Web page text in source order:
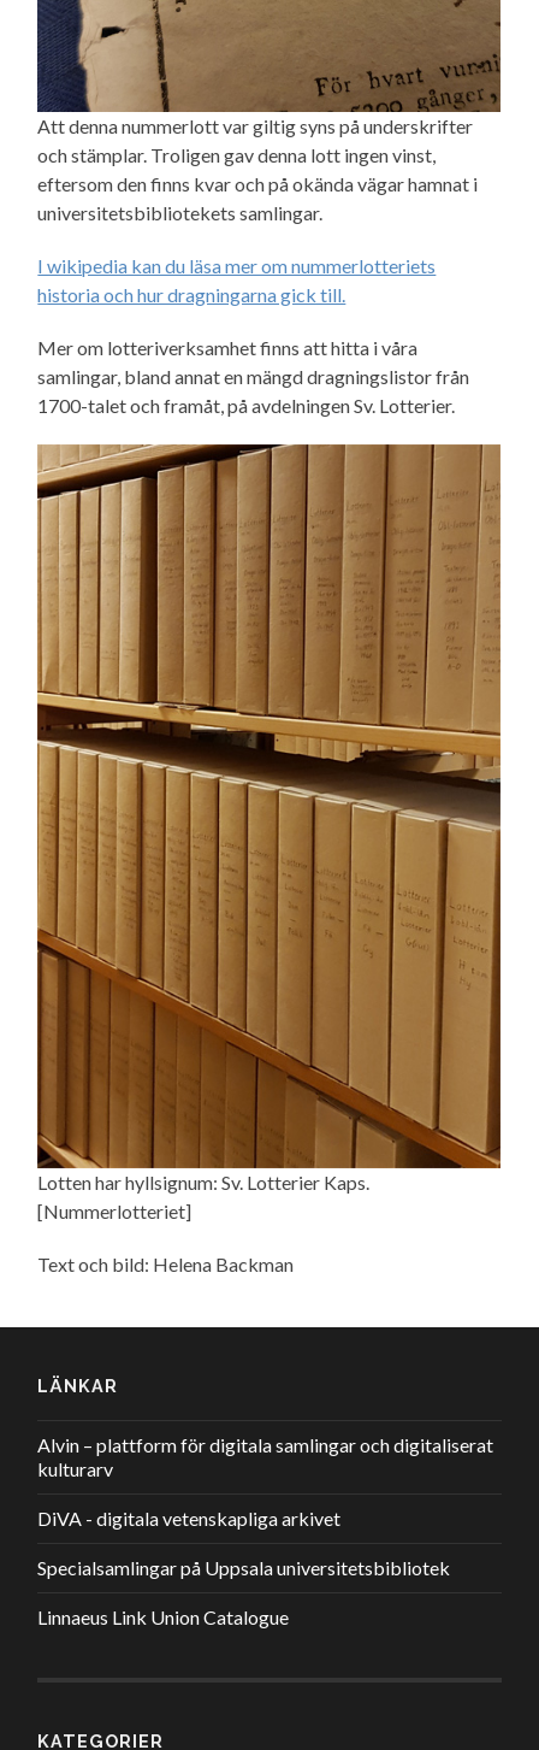
Att denna nummerlott var giltig syns på underskrifter
och stämplar. Troligen gav denna lott ingen vinst,
eftersom den finns kvar och på okända vägar hamnat i
universitetsbibliotekets samlingar.
I wikipedia kan du läsa mer om nummerlotteriets
historia och hur dragningarna gick till.
Mer om lotteriverksamhet finns att hitta i våra
samlingar, bland annat en mängd dragningslistor från
1700-talet och framåt, på avdelningen Sv. Lotterier.
Lotten har hyllsignum: Sv. Lotterier Kaps.
[Nummerlotteriet]
Text och bild: Helena Backman
LÄNKAR
Alvin – plattform för digitala samlingar och digitaliserat
kulturarv
DiVA - digitala vetenskapliga arkivet
Specialsamlingar på Uppsala universitetsbibliotek
Linnaeus Link Union Catalogue
KATEGORIER